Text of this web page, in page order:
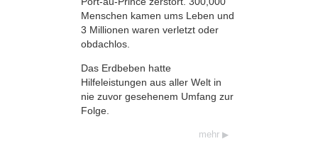
Menschen kamen ums Leben und
3 Millionen waren verletzt oder
obdachlos.
Das Erdbeben hatte
Hilfeleistungen aus aller Welt in
nie zuvor gesehenem Umfang zur
Folge.
mehr